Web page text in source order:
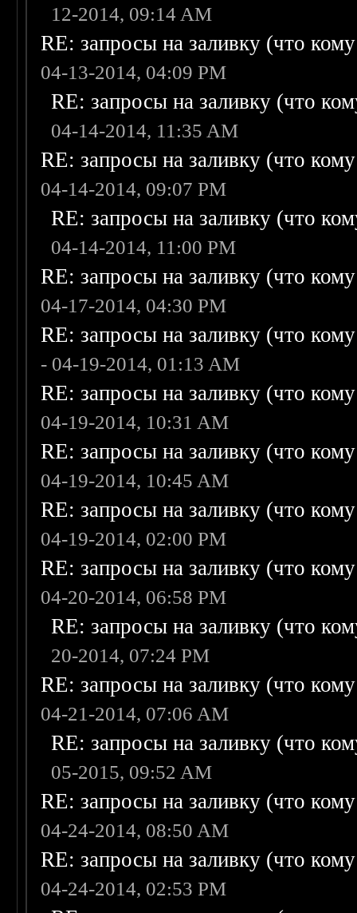
12-2014, 09:14 AM
RE: запросы на заливку (что
04-13-2014, 04:09 PM
RE: запросы на заливку (что
04-14-2014, 11:35 AM
RE: запросы на заливку (что
04-14-2014, 09:07 PM
RE: запросы на заливку (что
04-14-2014, 11:00 PM
RE: запросы на заливку (что
04-17-2014, 04:30 PM
RE: запросы на заливку (что
- 04-19-2014, 01:13 AM
RE: запросы на заливку (что
04-19-2014, 10:31 AM
RE: запросы на заливку (что
04-19-2014, 10:45 AM
RE: запросы на заливку (что
04-19-2014, 02:00 PM
RE: запросы на заливку (что
04-20-2014, 06:58 PM
RE: запросы на заливку (что
20-2014, 07:24 PM
RE: запросы на заливку (что
04-21-2014, 07:06 AM
RE: запросы на заливку (что
05-2015, 09:52 AM
RE: запросы на заливку (что
04-24-2014, 08:50 AM
RE: запросы на заливку (что
04-24-2014, 02:53 PM